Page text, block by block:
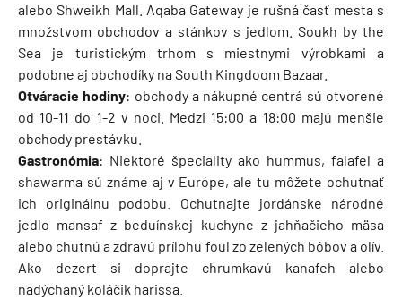
alebo Shweikh Mall. Aqaba Gateway je rušná časť mesta s
množstvom obchodov a stánkov s jedlom. Soukh by the
Sea je turistickým trhom s miestnymi výrobkami a
podobne aj obchodíky na South Kingdoom Bazaar.
Otváracie hodiny: obchody a nákupné centrá sú otvorené
od 10-11 do 1-2 v noci. Medzi 15:00 a 18:00 majú menšie
obchody prestávku.
Gastronómia: Niektoré špeciality ako hummus, falafel a
shawarma sú známe aj v Európe, ale tu môžete ochutnať
ich originálnu podobu. Ochutnajte jordánske národné
jedlo mansaf z beduínskej kuchyne z jahňačieho mäsa
alebo chutnú a zdravú prílohu foul zo zelených bôbov a olív.
Ako dezert si doprajte chrumkavú kanafeh alebo
nadýchaný koláčik harissa.